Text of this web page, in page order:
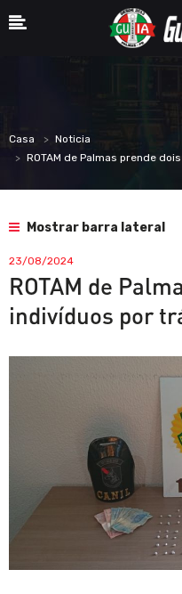
Casa
Noticia
ROTAM de Palmas prende
Mostrar barra lateral
23/08/2024
ROTAM de
indivíduos por